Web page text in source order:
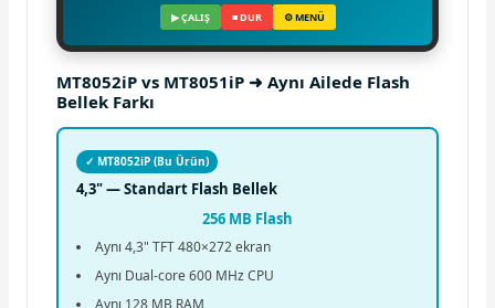
▶ ÇALIŞ ■ DUR ⚙ MENÜ
MT8052iP vs MT8051iP ➜ Aynı Ailede Flash
Bellek Farkı
✓ MT8052iP (Bu Ürün)
4,3" — Standart Flash Bellek
256 MB Flash
Aynı 4,3" TFT 480×272 ekran
Aynı Dual-core 600 MHz CPU